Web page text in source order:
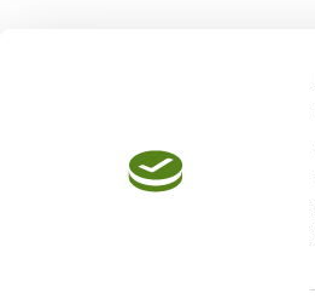
Regulamin